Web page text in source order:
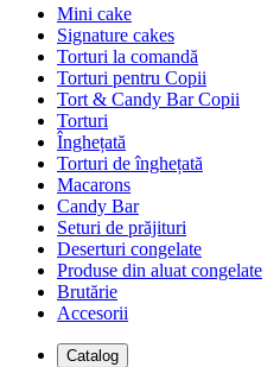
Mini cake
Signature cakes
Torturi la comandă
Torturi pentru Copii
Tort & Candy Bar Copii
Torturi
Înghețată
Torturi de înghețată
Macarons
Candy Bar
Seturi de prăjituri
Deserturi congelate
Produse din aluat congelate
Brutărie
Accesorii
Catalog